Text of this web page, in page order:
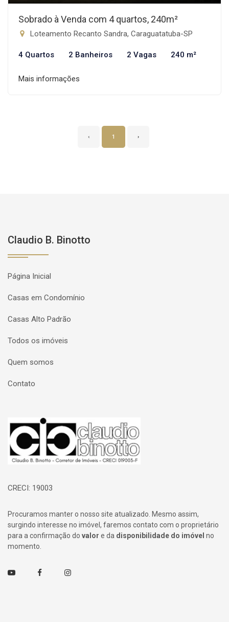
Sobrado à Venda com 4 quartos, 240m²
Loteamento Recanto Sandra, Caraguatatuba-SP
4 Quartos 2 Banheiros 2 Vagas 240 m²
Mais informações
‹ 1 ›
Claudio B. Binotto
Página Inicial
Casas em Condomínio
Casas Alto Padrão
Todos os imóveis
Quem somos
Contato
Página inicial
CRECI: 19003
Procuramos manter o nosso site atualizado. Mesmo assim,
surgindo interesse no imóvel, faremos contato com o proprietário
para a confirmação do valor e da disponibilidade do imóvel no
momento.
Youtube FacebookInstagram